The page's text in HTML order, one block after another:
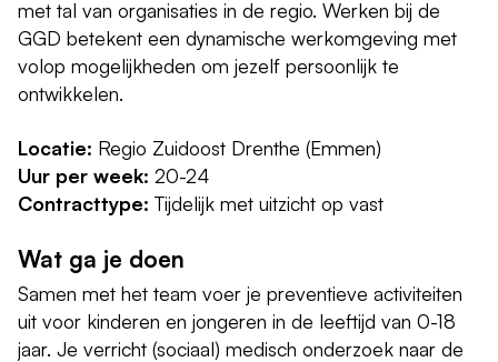
met tal van organisaties in de regio. Werken bij de
GGD betekent een dynamische werkomgeving met
volop mogelijkheden om jezelf persoonlijk te
ontwikkelen.
Locatie: Regio Zuidoost Drenthe (Emmen)
Uur per week: 20-24
Contracttype: Tijdelijk met uitzicht op vast
Wat ga je doen
Samen met het team voer je preventieve activiteiten
uit voor kinderen en jongeren in de leeftijd van 0-18
jaar. Je verricht (sociaal) medisch onderzoek naar de